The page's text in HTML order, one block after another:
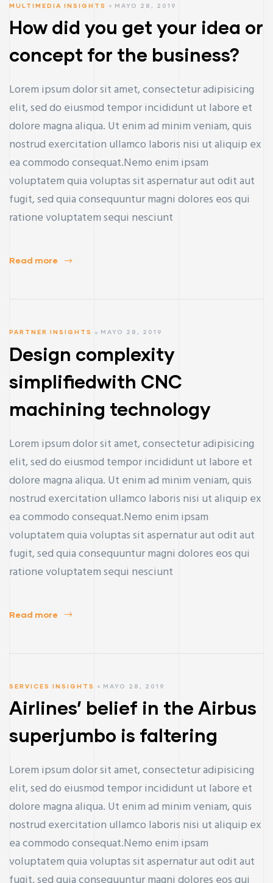
MULTIMEDIA INSIGHTS MAYO 28, 2019
How did you get your idea or
concept for the business?
Lorem ipsum dolor sit amet, consectetur adipisicing
elit, sed do eiusmod tempor incididunt ut labore et
dolore magna aliqua. Ut enim ad minim veniam, quis
nostrud exercitation ullamco laboris nisi ut aliquip ex
ea commodo consequat.Nemo enim ipsam
voluptatem quia voluptas sit aspernatur aut odit aut
fugit, sed quia consequuntur magni dolores eos qui
ratione voluptatem sequi nesciunt
Read more
PARTNER INSIGHTS MAYO 28, 2019
Design complexity
simplifiedwith CNC
machining technology
Lorem ipsum dolor sit amet, consectetur adipisicing
elit, sed do eiusmod tempor incididunt ut labore et
dolore magna aliqua. Ut enim ad minim veniam, quis
nostrud exercitation ullamco laboris nisi ut aliquip ex
ea commodo consequat.Nemo enim ipsam
voluptatem quia voluptas sit aspernatur aut odit aut
fugit, sed quia consequuntur magni dolores eos qui
ratione voluptatem sequi nesciunt
Read more
SERVICES INSIGHTS MAYO 28, 2019
Airlines’ belief in the Airbus
superjumbo is faltering
Lorem ipsum dolor sit amet, consectetur adipisicing
elit, sed do eiusmod tempor incididunt ut labore et
dolore magna aliqua. Ut enim ad minim veniam, quis
nostrud exercitation ullamco laboris nisi ut aliquip ex
ea commodo consequat.Nemo enim ipsam
voluptatem quia voluptas sit aspernatur aut odit aut